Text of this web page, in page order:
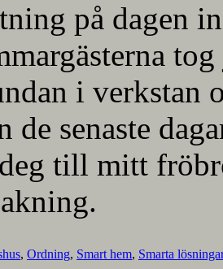
på dagen
i verkstan
de senaste
till mitt
, Ordning, Smart hem, Smarta lösningar